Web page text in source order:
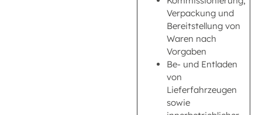
Verpackung und
Bereitstellung von
Waren nach
Vorgaben
Be- und Entladen
von
Lieferfahrzeugen
sowie